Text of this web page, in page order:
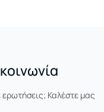
ερωτήσεις; Καλέστε μας